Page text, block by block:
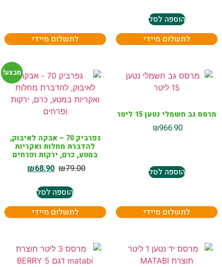
הוספה לסל
לתשלום מיידי
לתשלום מיידי
מרסס גב חשמלי נטען 15 ליטר
₪966.90
הוספה לסל
לתשלום מיידי
מבצע!
גפרביק 70 – אבקה לאיבוק,
להדברת מחלות ואקריות
במטע, כרם, ירקות ופרחים
₪79.00
₪68.90
הוספה לסל
לתשלום מיידי